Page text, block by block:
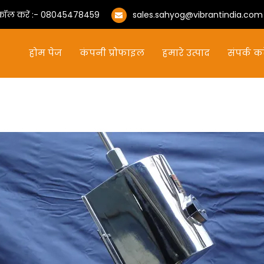
करें :-08045478459 sales.sahyog@vibrantindia.com
होम पेज कंपनी प्रोफाइल हमारे उत्पाद संपर्क